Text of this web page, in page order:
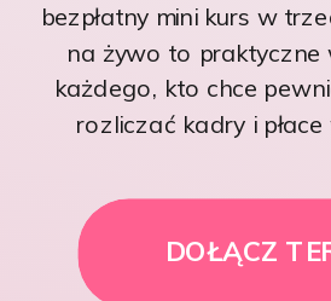
bezpłatny mini kurs w
na żywo to praktyczne
każdego, kto chce
rozliczać kadry i
DOŁĄCZ